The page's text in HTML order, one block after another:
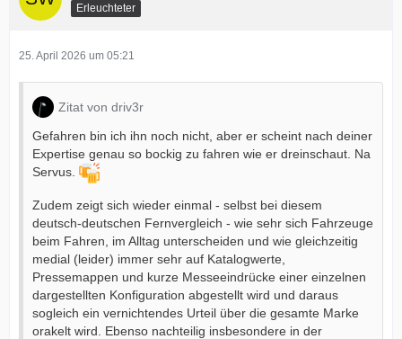
Erleuchteter
25. April 2026 um 05:21
Zitat von driv3r
Gefahren bin ich ihn noch nicht, aber er scheint nach deiner
Expertise genau so bockig zu fahren wie er dreinschaut. Na
Servus.
Zudem zeigt sich wieder einmal - selbst bei diesem
deutsch-deutschen Fernvergleich - wie sehr sich Fahrzeuge
beim Fahren, im Alltag unterscheiden und wie gleichzeitig
medial (leider) immer sehr auf Katalogwerte,
Pressemappen und kurze Messeeindrücke einer einzelnen
dargestellten Konfiguration abgestellt wird und daraus
sogleich ein vernichtendes Urteil über die gesamte Marke
orakelt wird. Ebenso nachteilig insbesondere in der